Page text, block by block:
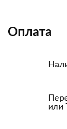
Оплата
или